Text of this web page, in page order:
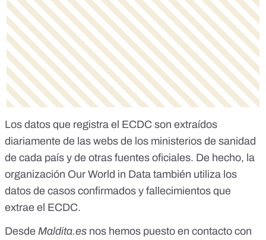
Los datos que registra el ECDC son extraídos
diariamente de las webs de los ministerios de sanidad
de cada país y de otras fuentes oficiales. De hecho, la
organización Our World in Data también utiliza los
datos de casos confirmados y fallecimientos que
extrae el ECDC.
Desde Maldita.es nos hemos puesto en contacto con